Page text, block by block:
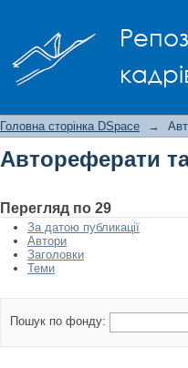
Головна сторінка DSpace →
Автореферати та
Перегляд по 29
За датою публикації
Автори
Заголовки
Теми
Пошук по фонду: